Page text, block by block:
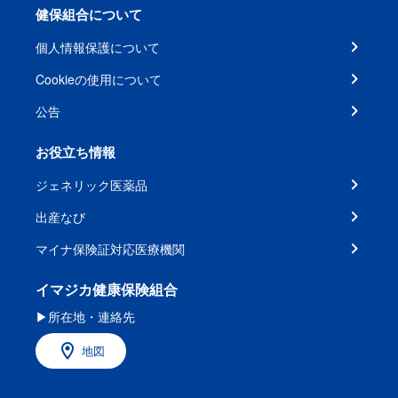
健保組合について
個人情報保護について
Cookieの使用について
公告
お役立ち情報
ジェネリック医薬品
出産なび
マイナ保険証対応医療機関
イマジカ健康保険組合
▶所在地・連絡先
地図